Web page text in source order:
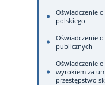
Oświadczenie
polskiego
Oświadczenie
publicznych
Oświadczenie
wyrokiem za
przestępstwo